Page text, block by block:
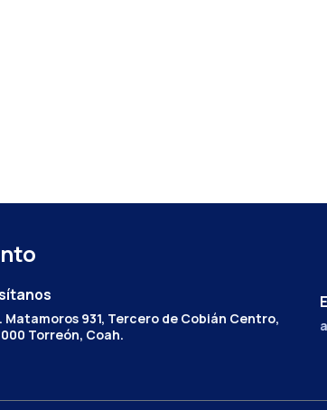
Matamoros 931, Tercero de Cobián Centro,
Torreón, Coah.